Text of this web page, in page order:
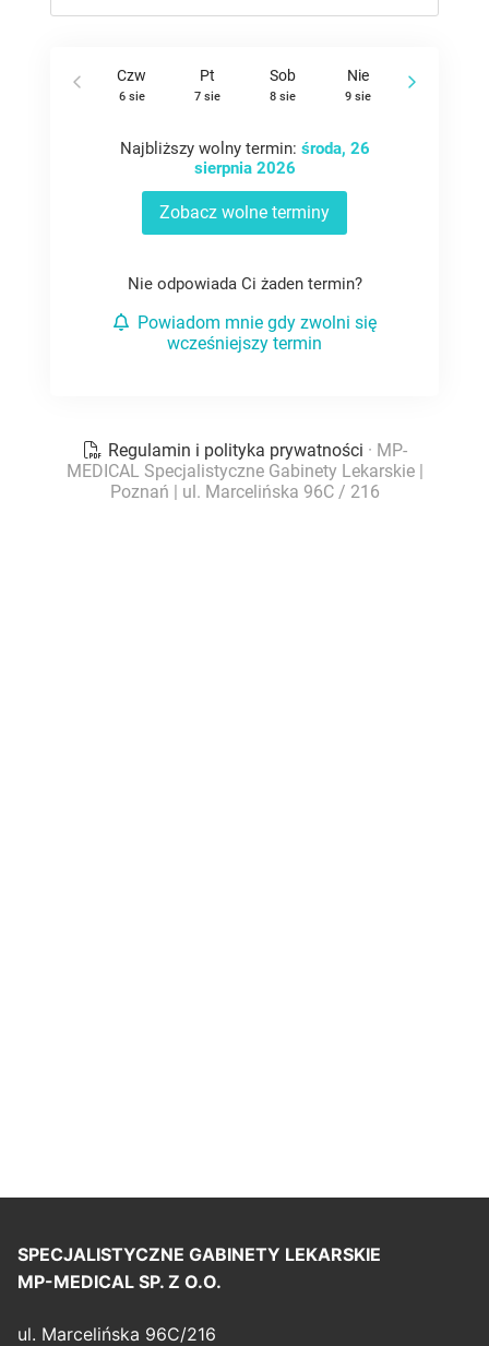
SPECJALISTYCZNE GABINETY LEKARSKIE
MP-MEDICAL SP. Z O.O.
ul. Marcelińska 96C/216